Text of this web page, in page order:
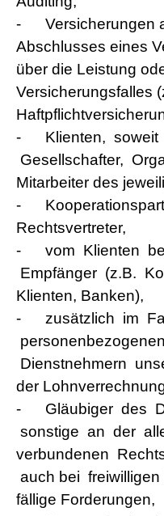
- Versicherungen
Abschlusses eines
über die Leistung
Versicherungsfalles
- Klienten,
Gesellschafter,
Mitarbeiter des
-
Rechtsvertreter,
- vom Klienten
Empfänger (z.B.
Klienten, Banken),
- zusätzlich im
Dienstnehmern
der
- Gläubiger des
sonstige an der
verbundenen
auch bei
fällige Forderungen,